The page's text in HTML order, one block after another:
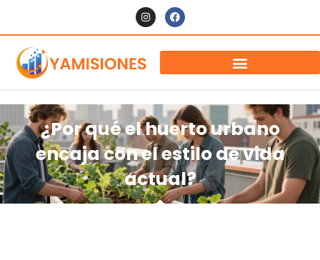
¿Por qué el huerto urbano
encaja con el estilo de vida
actual?